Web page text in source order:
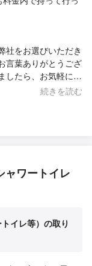
をお選びいただき
言葉ありがとうござ
続きを読む
ャワートイレ
イレ等）の取り